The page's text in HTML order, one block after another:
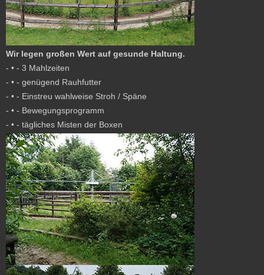
Wir legen großen Wert auf gesunde Haltung.
- • - 3 Mahlzeiten
- • - genügend Rauhfutter
- • - Einstreu wahlweise Stroh / Späne
- • - Bewegungsprogramm
- • - tägliches Misten der Boxen